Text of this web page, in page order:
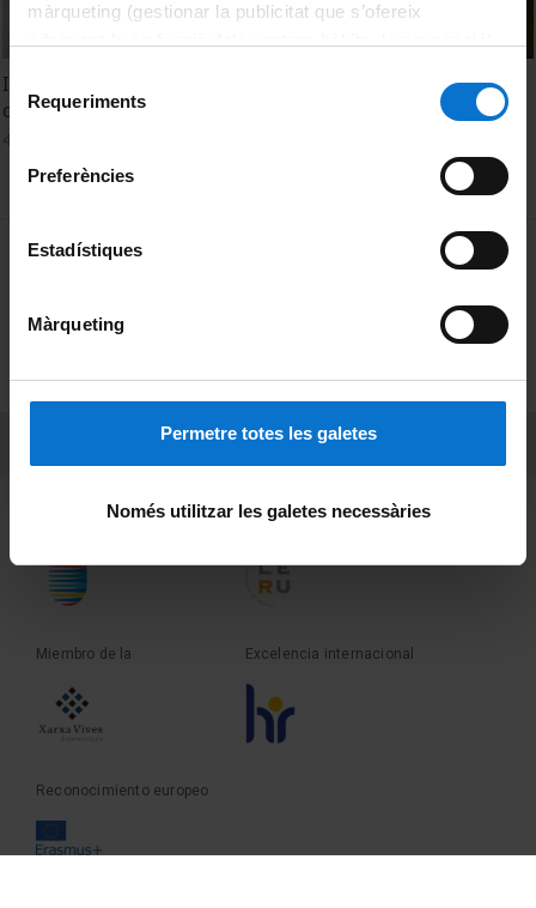
màrqueting (gestionar la publicitat que s’ofereix
consultar laPolítica de galetes del lloc web de la
de Requeriments
Preferències
Estadístiques
Màrqueting
Permetre totes les galetes
Només utilitzar les galetes necessàries
I Jornada de reflexió per a la Introducció de la perspectiva
de gènere a la docència a la UB
MENÚ PEU 1
Privacidad y términos
Sobre UBtv
Fundadora de la Miembro de la
Miembro de la Excelencia internacional
Reconocimiento europeo